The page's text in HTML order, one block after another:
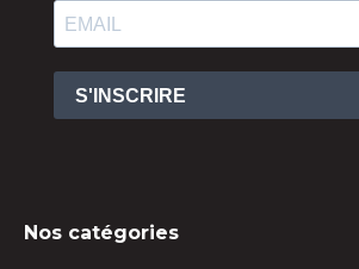
S'INSCRIRE
Nos catégories